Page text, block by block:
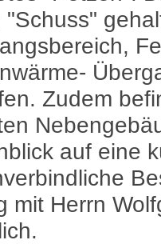
Zudem
auf eine
mit Herrn